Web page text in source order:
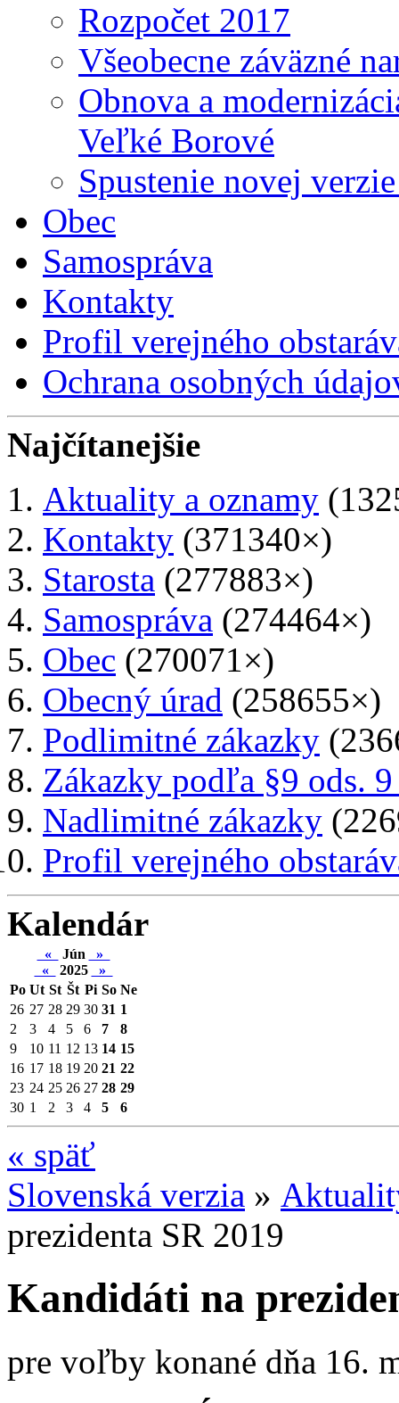
Rozpočet 2017
Všeobecne záväzné
Obnova a
Veľké Borové
Spustenie novej
Obec
Samospráva
Kontakty
Profil verejného
Ochrana osobných
Najčítanejšie
Aktuality a oznamy
Kontakty (371340×)
Starosta (277883×)
Samospráva (274464×)
Obec (270071×)
Obecný úrad (258655×)
Podlimitné zákazky
Zákazky podľa §9 ods.
Nadlimitné zákazky
Profil verejného
Kalendár
« Jún
»
«
2025
»
Po Ut St Št Pi So Ne
26 27 28 29 30 31 1
2
3 4 5 6 7
8
9
10 11 12 13 14 15
16 17 18 19 20 21 22
23 24 25 26 27 28 29
30 1 2 3 4 5 6
« späť
Slovenská verzia »
prezidenta SR 2019
Kandidáti na
pre voľby konané dňa 16.